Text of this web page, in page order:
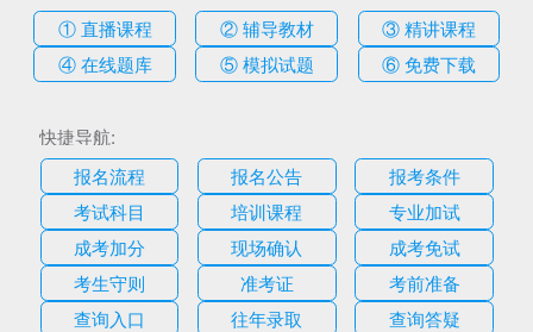
① 直播课程
② 辅导教材
③ 精讲课程
④ 在线题库
⑤ 模拟试题 ⑥ 免费下载
快捷导航:
报名流程
报名公告
报考条件
考试科目
培训课程
专业加试
成考加分
现场确认
成考免试
考生守则
准考证
考前准备
查询入口
往年录取
查询答疑